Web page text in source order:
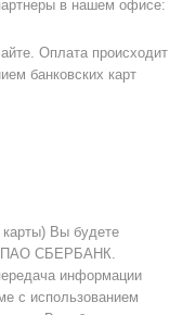
в нашем офисе:
Оплата происходит
банковских карт
Вы будете
ПАО СБЕРБАНК.
информации
с использованием